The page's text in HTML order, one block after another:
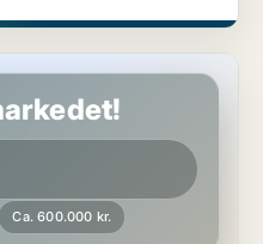
Ca. 600.000 kr.